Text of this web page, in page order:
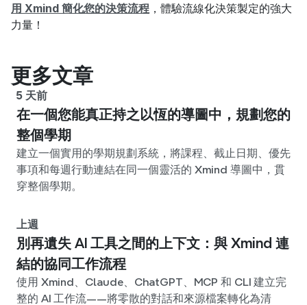
用 Xmind 簡化您的決策流程 ，體驗流線化決策製定的強大
力量！
更多文章
5 天前
在一個您能真正持之以恆的導圖中，規劃您的
整個學期
建立一個實用的學期規劃系統，將課程、截止日期、優先
事項和每週行動連結在同一個靈活的 Xmind 導圖中，貫
穿整個學期。
上週
別再遺失 AI 工具之間的上下文：與 Xmind 連
結的協同工作流程
使用 Xmind、Claude、ChatGPT、MCP 和 CLI 建立完
整的 AI 工作流——將零散的對話和來源檔案轉化為清